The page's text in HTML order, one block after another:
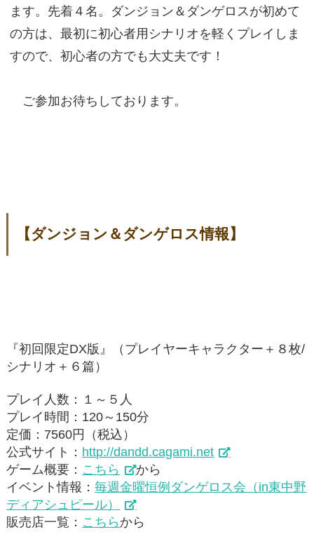
ます。先着４名。ダンジョン＆ダンゲロスが初めて
の方は、最初に初心者用シナリオを軽くプレイしま
すので、初心者の方でも大丈夫です！
ご参加お待ちしております。
【ダンジョン＆ダンゲロス情報】
『初回限定DX版』（プレイヤーキャラクター＋８枚/
シナリオ＋６篇）
プレイ人数：１～５人
プレイ時間：120～150分
定価：7560円（税込）
公式サイト： http://dandd.cagami.net
ゲーム概要： こちら
から
イベント情報：毎週金曜恒例ダンゲロス会（in東中野
ディアシュピール）
販売店一覧： こちらから